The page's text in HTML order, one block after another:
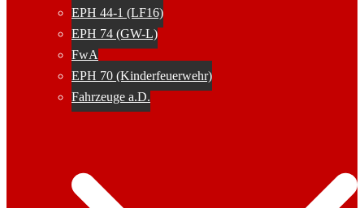
EPH 44-1 (LF16)
EPH 74 (GW-L)
FwA
EPH 70 (Kinderfeuerwehr)
Fahrzeuge a.D.